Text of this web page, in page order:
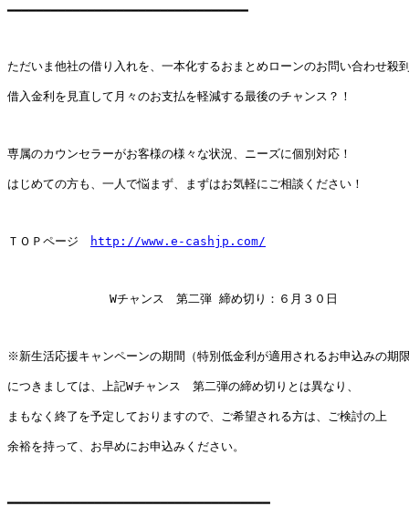
━━━━━━━━━━━━━━━━━━━━━━━━━━━━━━━━━
ただいま他社の借り入れを、一本化するおまとめローンのお問い合わせ殺
借入金利を見直して月々のお支払を軽減する最後のチャンス？！
専属のカウンセラーがお客様の様々な状況、ニーズに個別対応！
はじめての方も、一人で悩まず、まずはお気軽にご相談ください！
ＴＯＰページ http://www.e-cashjp.com/
              Wチャンス　第二弾 締め切り：６月３０日
※新生活応援キャンペーンの期間（特別低金利が適用されるお申込みの期
につきましては、上記Wチャンス　第二弾の締め切りとは異なり、
まもなく終了を予定しておりますので、ご希望される方は、ご検討の上
余裕を持って、お早めにお申込みください。
━━━━━━━━━━━━━━━━━━━━━━━━━━━━━━━━━━━━